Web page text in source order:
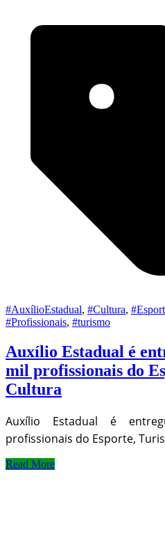
#AuxílioEstadual, #Cultura,
#Profissionais, #turismo
Auxílio Estadual é
mil profissionais do
Cultura
Auxílio Estadual é
profissionais do Esporte,
Read More